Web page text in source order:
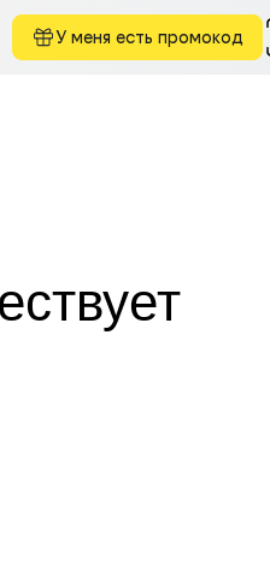
У меня есть промокод